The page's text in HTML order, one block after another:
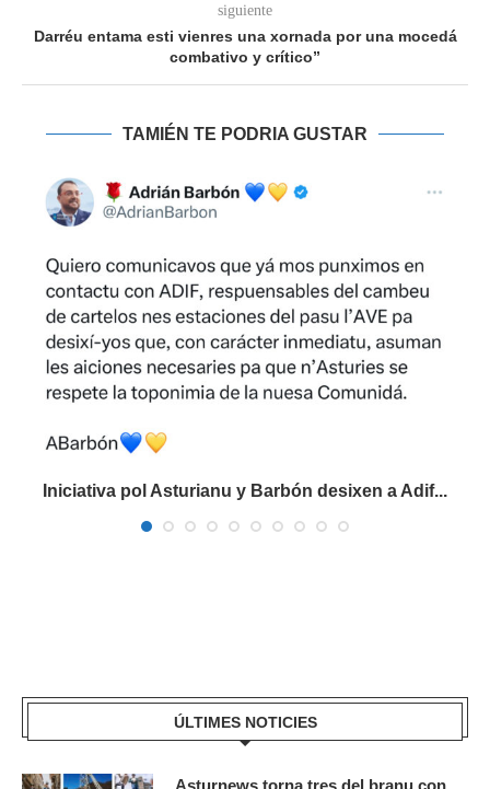
siguiente
Darréu entama esti vienres una xornada por una mocedá
combativo y crítico”
TAMIÉN TE PODRIA GUSTAR
Iniciativa pol Asturianu y Barbón desixen a Adif...
ÚLTIMES NOTICIES
Asturnews torna tres del branu con